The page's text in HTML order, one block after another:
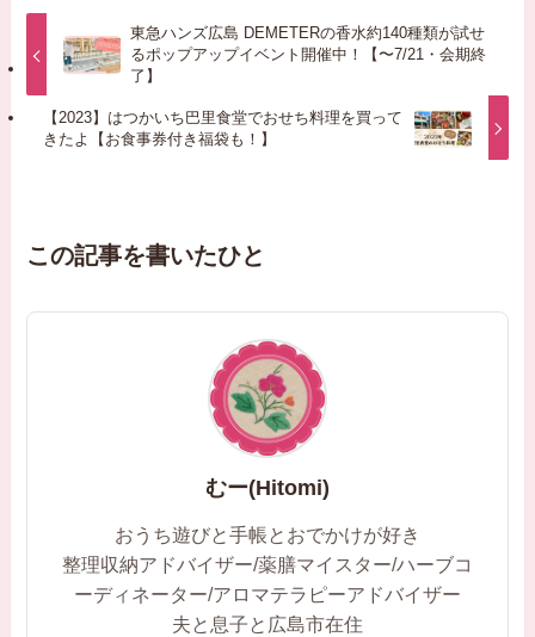
東急ハンズ広島 DEMETERの香水約140種類が試せ
るポップアップイベント開催中！【〜7/21・会期終
了】
【2023】はつかいち巴里食堂でおせち料理を買って
きたよ【お食事券付き福袋も！】
この記事を書いたひと
むー(Hitomi)
おうち遊びと手帳とおでかけが好き
整理収納アドバイザー/薬膳マイスター/ハーブコ
ーディネーター/アロマテラピーアドバイザー
夫と息子と広島市在住